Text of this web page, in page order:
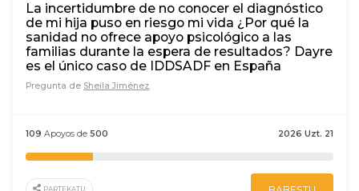
La incertidumbre de no conocer el diagnóstico
de mi hija puso en riesgo mi vida ¿Por qué la
sanidad no ofrece apoyo psicológico a las
familias durante la espera de resultados? Dayre
es el único caso de IDDSADF en España
Pregunta de Sheila Jiménez
2026 Uzt. 21
109 Apoyos de 500